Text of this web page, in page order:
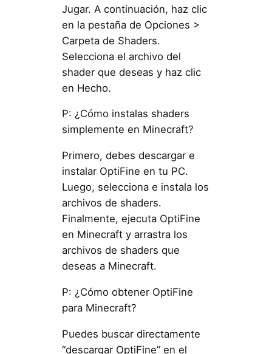
Jugar. A continuación, haz clic
en la pestaña de Opciones >
Carpeta de Shaders.
Selecciona el archivo del
shader que deseas y haz clic
en Hecho.
P: ¿Cómo instalas shaders
simplemente en Minecraft?
Primero, debes descargar e
instalar OptiFine en tu PC.
Luego, selecciona e instala los
archivos de shaders.
Finalmente, ejecuta OptiFine
en Minecraft y arrastra los
archivos de shaders que
deseas a Minecraft.
P: ¿Cómo obtener OptiFine
para Minecraft?
Puedes buscar directamente
“descargar OptiFine” en el